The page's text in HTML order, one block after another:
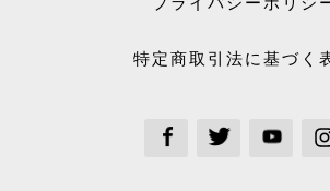
特定商取引法に基づく
See our FacebookSee our TwitterSee our See